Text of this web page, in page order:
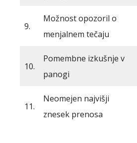
9.
Možnost opozoril o
menjalnem tečaju
10.
Pomembne izkušnje v
panogi
11.
Neomejen najvišji
znesek prenosa